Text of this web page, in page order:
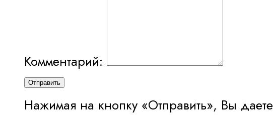
Комментарий:
Отправить
Нажимая на кнопку «Отправить», Вы даете